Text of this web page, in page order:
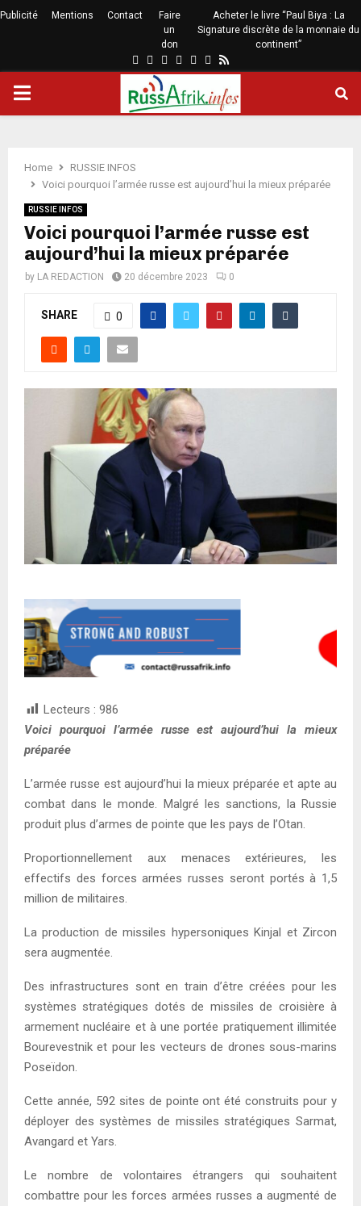
Publicité Mentions Contact
Faire
un
don
Acheter le livre “Paul Biya : La
Signature discrète de la monnaie du
continent”
Home
RUSSIE INFOS
Voici pourquoi l’armée russe est aujourd’hui la mieux préparée
RUSSIE INFOS
Voici pourquoi l’armée russe est
aujourd’hui la mieux préparée
by LA REDACTION 20 décembre 2023 0
SHARE 0
Lecteurs : 986
Voici pourquoi l’armée russe est aujourd’hui la mieux
préparée
L’armée russe est aujourd’hui la mieux préparée et apte au
combat dans le monde. Malgré les sanctions, la Russie
produit plus d’armes de pointe que les pays de l’Otan.
Proportionnellement aux menaces extérieures, les
effectifs des forces armées russes seront portés à 1,5
million de militaires.
La production de missiles hypersoniques Kinjal et Zircon
sera augmentée.
Des infrastructures sont en train d’être créées pour les
systèmes stratégiques dotés de missiles de croisière à
armement nucléaire et à une portée pratiquement illimitée
Bourevestnik et pour les vecteurs de drones sous-marins
Poseïdon.
Cette année, 592 sites de pointe ont été construits pour y
déployer des systèmes de missiles stratégiques Sarmat,
Avangard et Yars.
Le nombre de volontaires étrangers qui souhaitent
combattre pour les forces armées russes a augmenté de